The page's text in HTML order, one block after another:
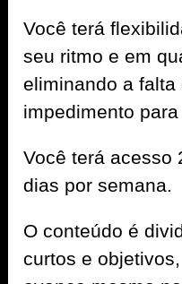
Você terá
seu ritmo e em
eliminando a
impedimento
Você terá acesso
dias por semana.
O conteúdo é
curtos e